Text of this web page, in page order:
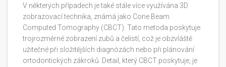
V některých případech je také stále více využívána 3D
zobrazovací technika, známá jako Cone Beam
Computed Tomography (CBCT). Tato metoda poskytuje
trojrozměrné zobrazení zubů a čelistí, což je obzvláště
užitečné při složitějších diagnózách nebo při plánování
ortodontických zákroků. Detail, který CBCT poskytuje, je